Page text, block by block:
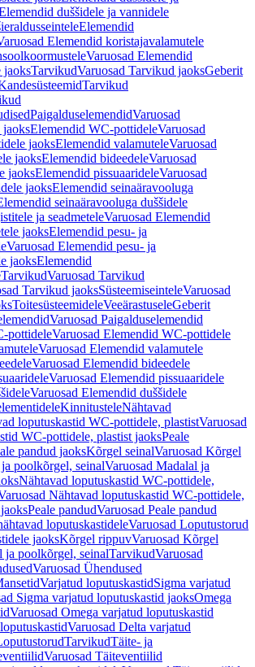
duššidele ja vannidele
Elemendid
Elemendid koristajavalamutele
Varuosad Elemendid
jaoksTarvikudVaruosad Tarvikud jaoksGeberit
Tarvikud
PaigalduselemendidVaruosad
jaoksElemendid WC-pottideleVaruosad
jaoksElemendid valamuteleVaruosad
jaoksElemendid bideedeleVaruosad
jaoksElemendid pissuaarideleVaruosad
jaoksElemendid seinaäravooluga
seinaäravooluga duššidele
ja seadmeteleVaruosad Elemendid
jaoksElemendid pesu- ja
Varuosad Elemendid pesu- ja
jaoksElemendid
TarvikudVaruosad Tarvikud
Tarvikud jaoksSüsteemiseinteleVaruosad
ToitesüsteemideleVeeärastuseleGeberit
Varuosad Paigalduselemendid
pottideleVaruosad Elemendid WC-pottidele
Varuosad Elemendid valamutele
Varuosad Elemendid bideedele
Varuosad Elemendid pissuaaridele
Varuosad Elemendid duššidele
KinnitusteleNähtavad
loputuskastid WC-pottidele, plastistVaruosad
WC-pottidele, plastist jaoksPeale
pandud jaoksKõrgel seinalVaruosad Kõrgel
poolkõrgel, seinalVaruosad Madalal ja
Nähtavad loputuskastid WC-pottidele,
Nähtavad loputuskastid WC-pottidele,
Peale pandudVaruosad Peale pandud
loputuskastideleVaruosad Loputustorud
jaoksKõrgel rippuvVaruosad Kõrgel
ja poolkõrgel, seinalTarvikudVaruosad
Varuosad Ühendused
Varjatud loputuskastidSigma varjatud
Sigma varjatud loputuskastid jaoksOmega
Varuosad Omega varjatud loputuskastid
Varuosad Delta varjatud
TarvikudTäite- ja
Varuosad Täiteventiilid